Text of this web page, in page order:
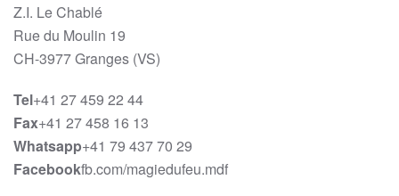
Z.I. Le Chablé
Rue du Moulin 19
CH-3977 Granges (VS)
Tel+41 27 459 22 44
Fax+41 27 458 16 13
Whatsapp+41 79 437 70 29
Facebookfb.com/magiedufeu.mdf